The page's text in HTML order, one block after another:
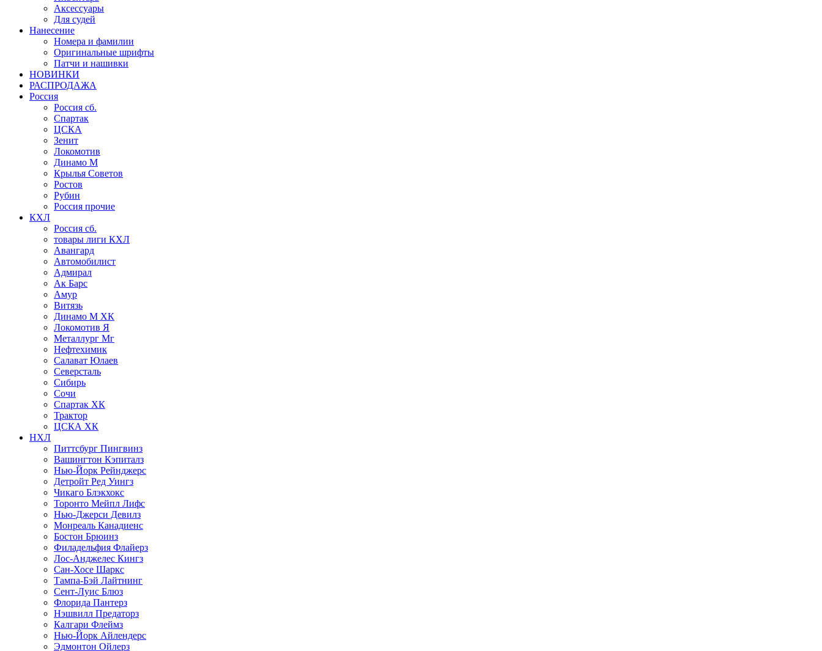
Аксессуары
Для судей
Нанесение
Номера и фамилии
Оригинальные шрифты
Патчи и нашивки
НОВИНКИ
РАСПРОДАЖА
Россия
Россия сб.
Спартак
ЦСКА
Зенит
Локомотив
Динамо М
Крылья Советов
Ростов
Рубин
Россия прочие
КХЛ
Россия сб.
товары лиги КХЛ
Авангард
Автомобилист
Адмирал
Ак Барс
Амур
Витязь
Динамо М ХК
Локомотив Я
Металлург Мг
Нефтехимик
Салават Юлаев
Северсталь
Сибирь
Сочи
Спартак ХК
Трактор
ЦСКА ХК
НХЛ
Питтсбург Пингвинз
Вашингтон Кэпиталз
Нью-Йорк Рейнджерс
Детройт Ред Уингз
Чикаго Блэкхокс
Торонто Мейпл Лифс
Нью-Джерси Девилз
Монреаль Канадиенс
Бостон Брюинз
Филадельфия Флайерз
Лос-Анджелес Кингз
Сан-Хосе Шаркс
Тампа-Бэй Лайтнинг
Сент-Луис Блюз
Флорида Пантерз
Нэшвилл Предаторз
Калгари Флеймз
Нью-Йорк Айлендерс
Эдмонтон Ойлерз